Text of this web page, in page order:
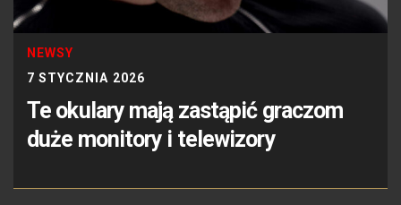
NEWSY
7 STYCZNIA 2026
Te okulary mają zastąpić graczom
duże monitory i telewizory